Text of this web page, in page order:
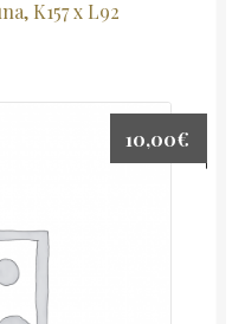
K157 x L92
10,00€